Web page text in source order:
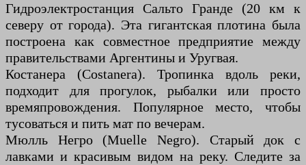
Гидроэлектростанция Сальто Гранде (20 км к
северу от города). Эта гигантская плотина была
построена как совместное предприятие между
правительствами Аргентины и Уругвая.
Костанера (Costanera). Тропинка вдоль реки,
подходит для прогулок, рыбалки или просто
времяпровождения. Популярное место, чтобы
тусоваться и пить мат по вечерам.
Мюлль Негро (Muelle Negro). Старый док с
лавками и красивым видом на реку. Следите за